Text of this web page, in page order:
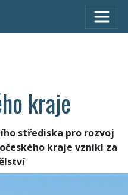
kraje
střediska pro rozvoj
kraje vznikl za